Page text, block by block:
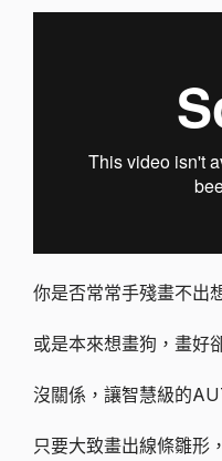
你是否常常手殘畫不出
或是本來想畫狗，畫好
沒關係，讓智慧級的
只要大致畫出線條雛形